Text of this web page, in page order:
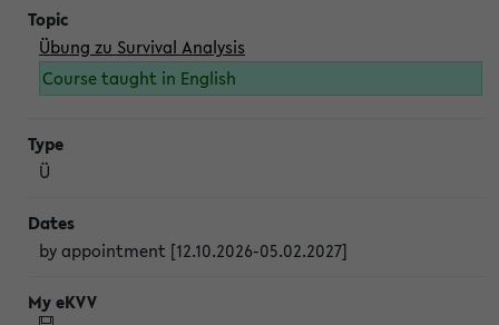
Übung zu Survival Analysis
Course taught in English
Ü
by appointment [12.10.2026-05.02.2027]